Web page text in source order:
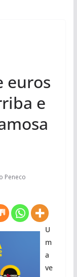
euros
e
Peneco
U
m
a
ve